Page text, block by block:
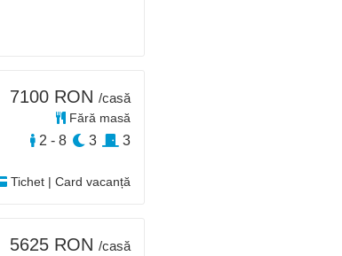
Tichet | Card vacanță
7100 RON /casă
Fără masă
2 - 8 3 3
5625 RON /casă